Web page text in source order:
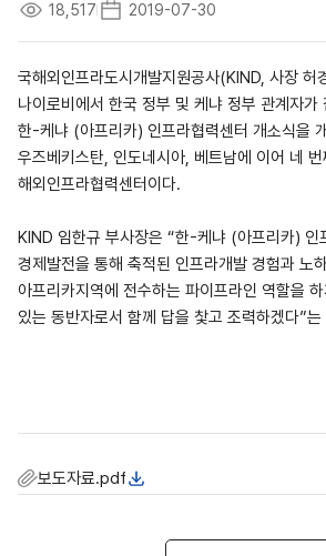
18,517 2019-07-30
국해외인프라도시개발지원공사(KIND, 사장
나이로비에서 한국 정부 및 케냐 정부 관계자가
한-케냐 (아프리카) 인프라협력센터 개소식을
우즈베키스탄, 인도네시아, 베트남에 이어 네 번
해외인프라협력센터이다.
KIND 임한규 부사장은 “한-케냐 (아프리카) 인
경제발전을 통해 축적된 인프라개발 경험과 노
아프리카지역에 전수하는 파이프라인 역할을
있는 동반자로서 함께 답을 찿고 조력하겠다”
보도자료.pdf